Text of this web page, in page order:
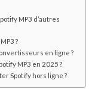
MP3 d’autres
?
en ligne ?
MP3 en 2025 ?
Spotify hors ligne ?